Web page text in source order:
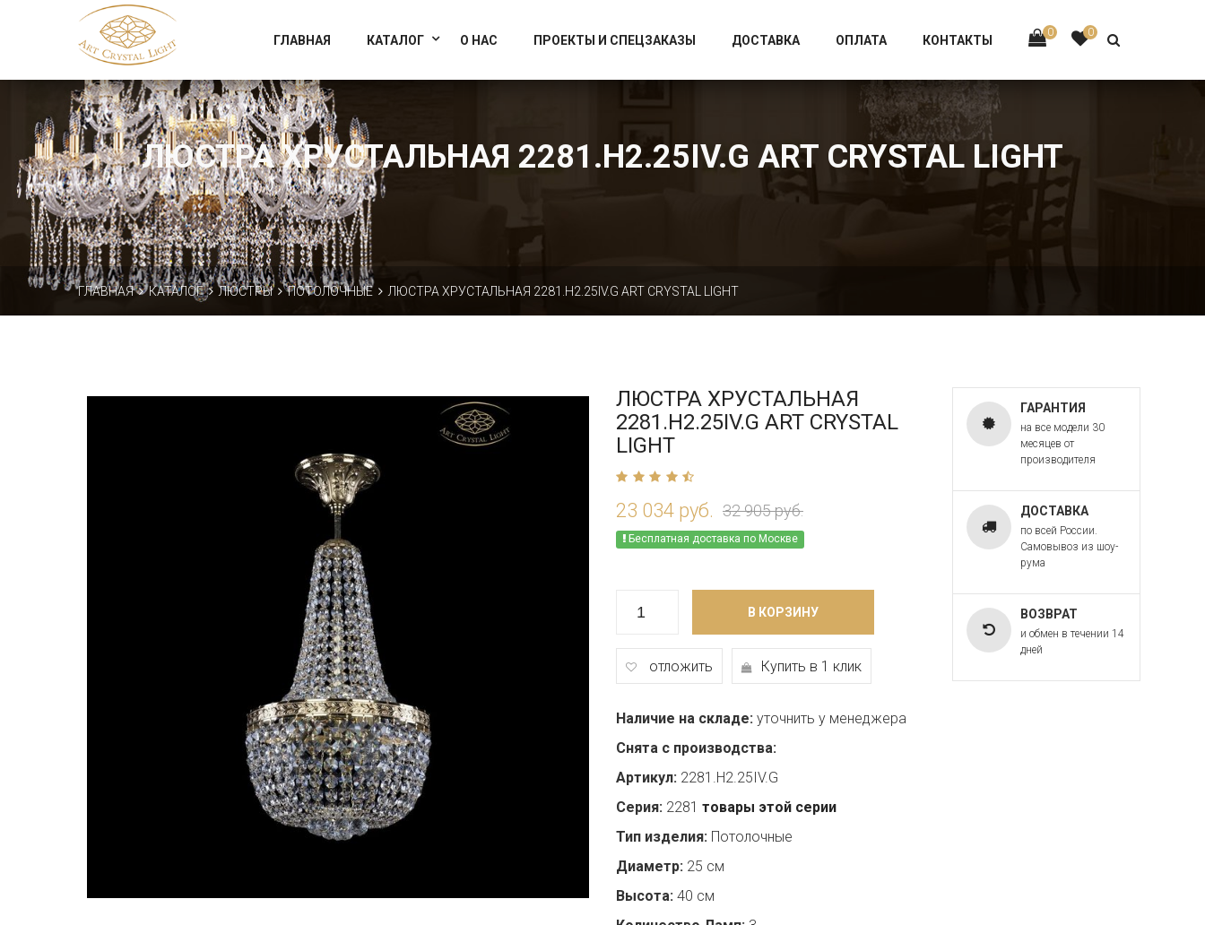
Официальный магазин фабрики Art Crystal Light
0 0
ГЛАВНАЯ КАТАЛОГ О НАС ПРОЕКТЫ И СПЕЦЗАКАЗЫ ДОСТАВКА ОПЛАТА КОНТАКТЫ
ЛЮСТРА ХРУСТАЛЬНАЯ 2281.H2.25IV.G ART CRYSTAL LIGHT
ГЛАВНАЯ КАТАЛОГ ЛЮСТРЫ ПОТОЛОЧНЫЕ ЛЮСТРА ХРУСТАЛЬНАЯ 2281.H2.25IV.G ART CRYSTAL LIGHT
ЛЮСТРА ХРУСТАЛЬНАЯ
2281.H2.25IV.G ART CRYSTAL
LIGHT
23 034 руб. 32 905 руб.
Бесплатная доставка по Москве
В КОРЗИНУ
отложить Купить в 1 клик
Наличие на складе: уточнить у менеджера
Снята с производства:
Артикул: 2281.H2.25IV.G
Серия: 2281 товары этой серии
Тип изделия: Потолочные
Диаметр: 25 см
Высота: 40 см
ГАРАНТИЯ
на все модели 30
месяцев от
производителя
ДОСТАВКА
по всей России.
Самовывоз из шоу-
рума
ВОЗВРАТ
и обмен в течении 14
дней